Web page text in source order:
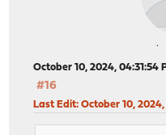
October 10, 2024, 04:31:54
#16
Last Edit: October 10,